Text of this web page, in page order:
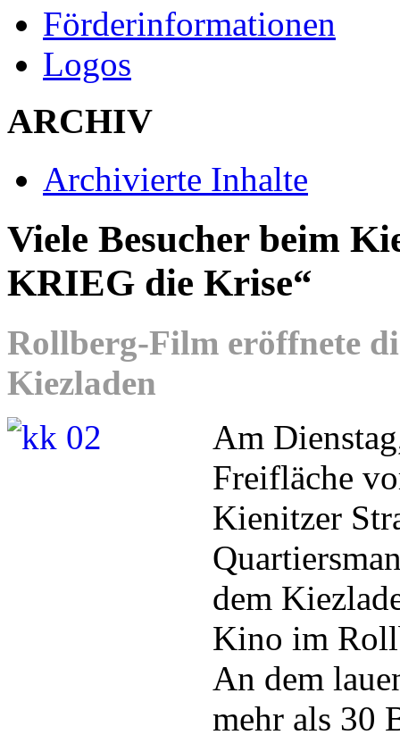
Förderinformationen
Logos
ARCHIV
Archivierte Inhalte
Viele Besucher beim
KRIEG die Krise“
Rollberg-Film eröffnete
Kiezladen
Am
Freifläche
Kienitzer
dem
Kino im
An dem
mehr als 30